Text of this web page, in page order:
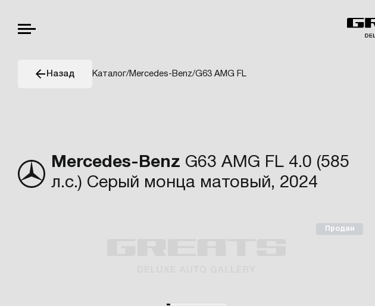
Назад Каталог/Mercedes-Benz/G63 AMG FL
Mercedes-Benz G63 AMG FL 4.0 (585
л.с.) Серый монца матовый, 2024
Продан